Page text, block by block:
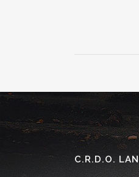
C.R.D.O.